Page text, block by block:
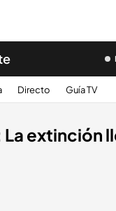
Directo Guía TV
extinción